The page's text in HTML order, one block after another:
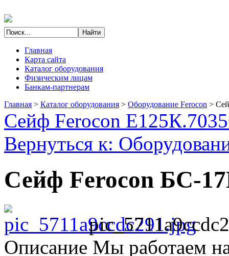
Главная
Карта сайта
Каталог оборудования
Физическим лицам
Банкам-партнерам
Главная > Каталог оборудования > Оборудование Ferocon >
Сейф Ferocon Е125К.7035
Вернуться к:
Сейф Ferocon БС-
Описание Мы работаем